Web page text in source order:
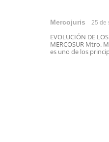
Mercojuris 25 de
EVOLUCIÓN DE
MERCOSUR Mtro.
es uno de los